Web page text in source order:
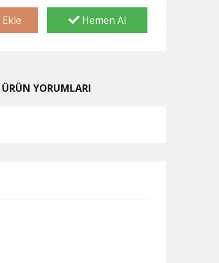
Hemen Al
ÜRÜN YORUMLARI